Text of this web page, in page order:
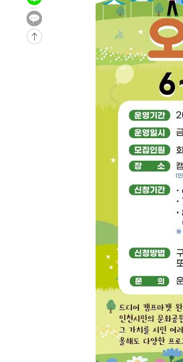
-6576초 전 >
콜롬비아 신임 우파 대통령 취임 하루만에
-170초 전 >
튀르키예 외무장관, "메카 3국 방위협정은
43분 전 >
이군이 불법 군시설 건설한 레바논 남부에서
[속보]美중부 사령관, 이스라엘 긴급방문 다
美 국방부, 켄달 전 공군장관 보안허가 취소
‘축구의 신’ 아르헨티나 축구 선수 메시의 부
“美 이란전 무기 소진…북한과 분쟁시 주한